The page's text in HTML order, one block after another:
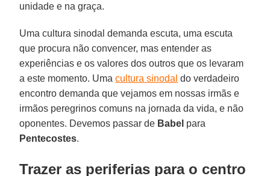
unidade e na graça.
Uma cultura sinodal demanda escuta, uma escuta
que procura não convencer, mas entender as
experiências e os valores dos outros que os levaram
a este momento. Umacultura sinodal do verdadeiro
encontro demanda que vejamos em nossas irmãs e
irmãos peregrinos comuns na jornada da vida, e não
oponentes. Devemos passar de Babel para
Pentecostes.
Trazer as periferias para o centro